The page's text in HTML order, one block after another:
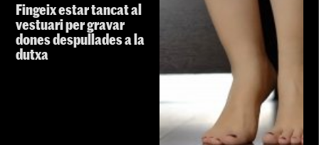
Fingeix estar tancat al
vestuari per gravar
dones despullades a la
dutxa